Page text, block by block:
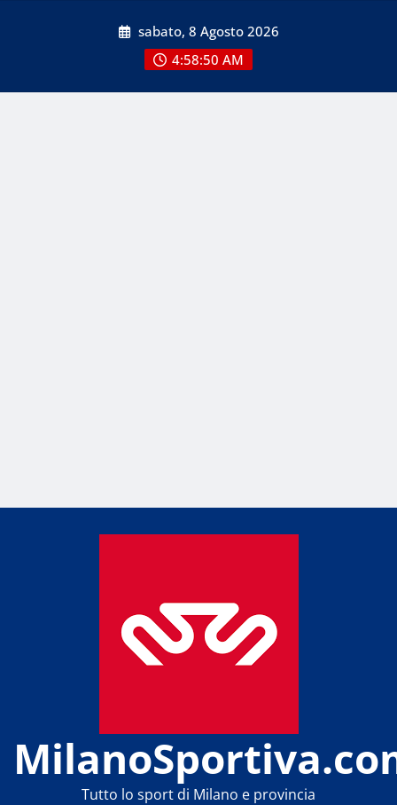
sabato, 8 Agosto 2026
4:58:51 AM
Tutto lo sport di Milano e provincia